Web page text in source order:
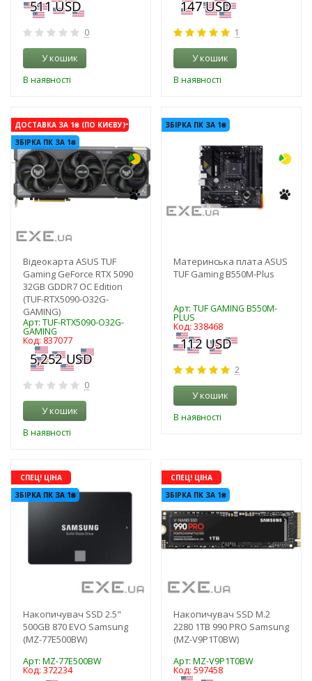
0
У кошик
В наявності
1
У кошик
В наявності
ДОСТАВКА ЗА 1₴ (ПО КИЄВУ)
ЗБІРКА ПК ЗА 1₴
-3%
Відеокарта ASUS TUF
Gaming GeForce RTX 5090
32GB GDDR7 OC Edition
(TUF-RTX5090-O32G-
GAMING)
Арт: TUF-RTX5090-O32G-
GAMING
Код: 837077
0
У кошик
В наявності
ЗБІРКА ПК ЗА 1₴
Материнська плата ASUS
TUF Gaming B550M-Plus
Арт: TUF GAMING B550M-
PLUS
Код: 338468
2
У кошик
В наявності
СПЕЦ! ЦІНА
ЗБІРКА ПК ЗА 1₴
Накопичувач SSD 2.5"
500GB 870 EVO Samsung
(MZ-77E500BW)
Арт: MZ-77E500BW
Код: 372234
СПЕЦ! ЦІНА
ЗБІРКА ПК ЗА 1₴
Накопичувач SSD M.2
2280 1TB 990 PRO Samsung
(MZ-V9P1T0BW)
Арт: MZ-V9P1T0BW
Код: 597458